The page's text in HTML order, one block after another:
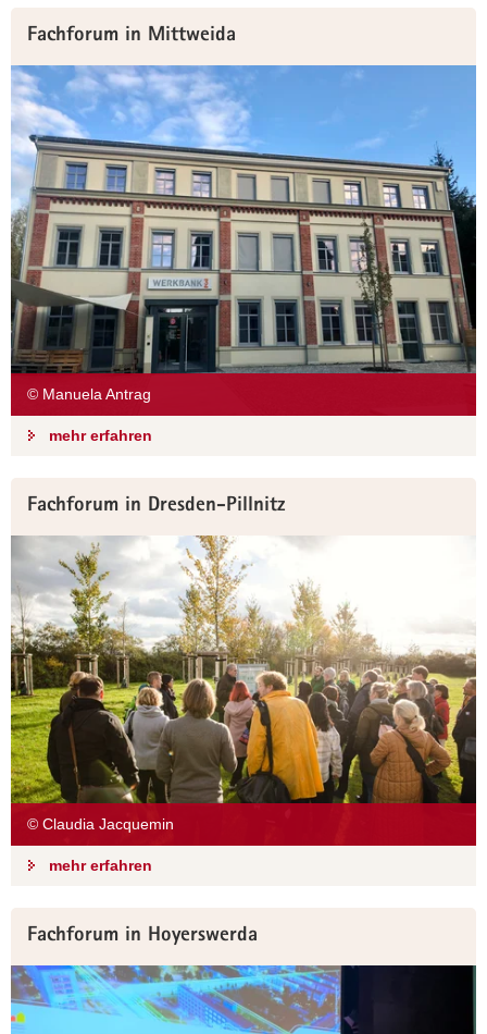
Fachforum in Mittweida
© Manuela Antrag
mehr erfahren
Fachforum in Dresden-Pillnitz
© Claudia Jacquemin
mehr erfahren
Fachforum in Hoyerswerda